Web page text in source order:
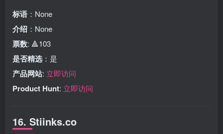
标语 ：None
介绍 ：None
票数: 🔺103
是否精选 ：是
产品网站: 立即访问
Product Hunt: 立即访问
16. Stiinks.co